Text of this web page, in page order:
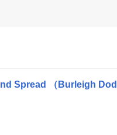
Spread （Burleigh